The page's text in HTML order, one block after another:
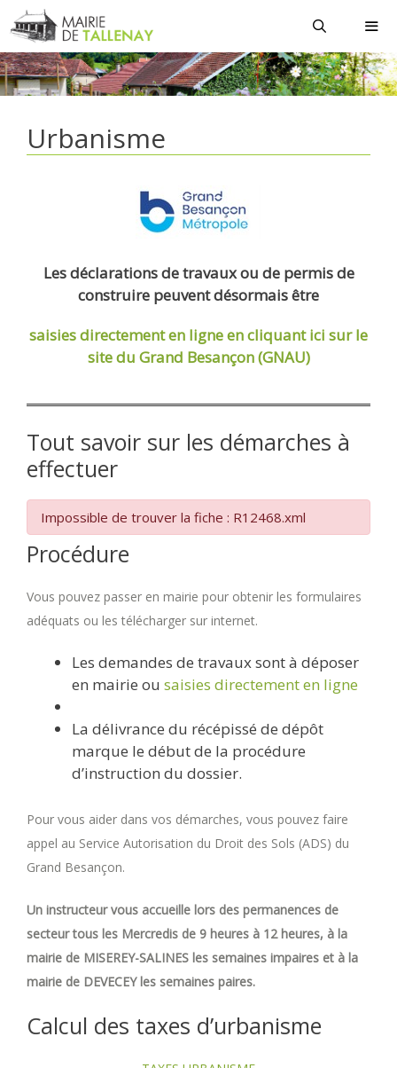
Aller
au
contenu
Urbanisme
Les déclarations de travaux ou de permis de
construire peuvent désormais être
saisies directement en ligneen cliquant ici sur le
site du Grand Besançon (GNAU)
Tout savoir sur les démarches à
effectuer
Impossible de trouver la fiche : R12468.xml
Procédure
Vous pouvez passer en mairie pour obtenir les formulaires
adéquats ou les télécharger sur internet.
Les demandes de travaux sont à déposer
en mairie ou saisies directement en ligne
La délivrance du récépissé de dépôt
marque le début de la procédure
d’instruction du dossier.
Pour vous aider dans vos démarches, vous pouvez faire
appel au Service Autorisation du Droit des Sols (ADS) du
Grand Besançon.
Un instructeur vous accueille lors des permanences de
secteur tous les Mercredis de 9 heures à 12 heures, à la
mairie de MISEREY-SALINES les semaines impaires et à la
mairie de DEVECEY les semaines paires.
Calcul des taxes d’urbanisme